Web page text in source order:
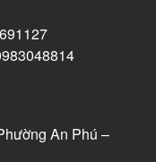
An Phú –